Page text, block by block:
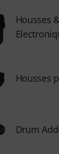
Housses
Housses
Drum